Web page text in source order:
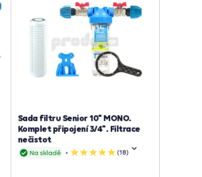
Na skladě
5
(18)
Sada filtru Senior 10" MONO.
Komplet připojení 3/4". Filtrace
nečistot